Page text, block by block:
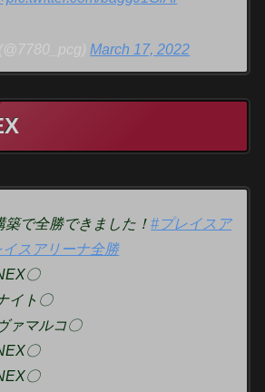
March 17, 2022
築で全勝できました！#プレイスア
スアリーナ全勝
〇
イト〇
ァマルコ〇
〇
〇